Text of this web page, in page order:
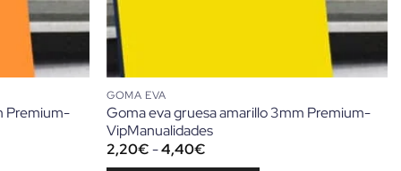
Premium-
GOMA EVA
Goma eva gruesa amarillo 3mm Premium-
VipManualidades
2,20€ -4,40€